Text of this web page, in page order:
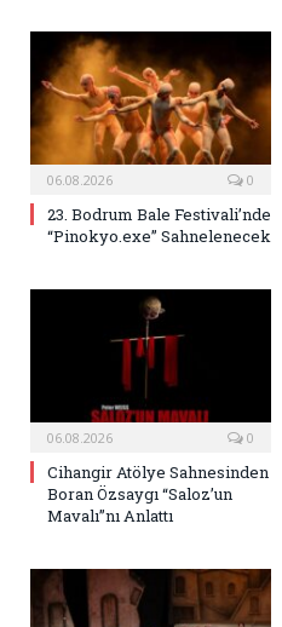
06.08.2026 0
23. Bodrum Bale Festivali’nde
“Pinokyo.exe” Sahnelenecek
06.08.2026 0
Cihangir Atölye Sahnesinden
Boran Özsaygı “Saloz’un
Mavalı”nı Anlattı